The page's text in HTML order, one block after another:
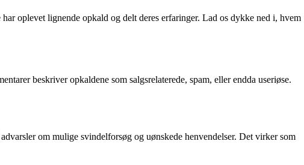
oplevet lignende opkald og delt deres erfaringer. Lad os dykke ned i, hvem
beskriver opkaldene som salgsrelaterede, spam, eller endda useriøse.
om mulige svindelforsøg og uønskede henvendelser. Det virker som